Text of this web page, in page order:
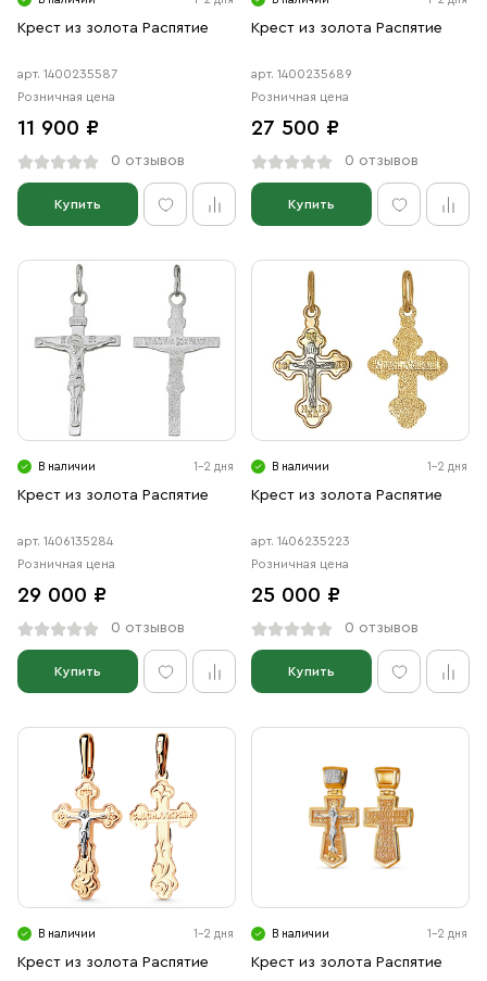
Крест из золота Распятие
арт. 1400235587
Розничная цена
11 900 ₽
0 отзывов
Купить
Крест из золота Распятие
арт. 1400235689
Розничная цена
27 500 ₽
0 отзывов
Купить
В наличии 1-2 дня
Крест из золота Распятие
арт. 1406135284
Розничная цена
29 000 ₽
0 отзывов
Купить
В наличии 1-2 дня
Крест из золота Распятие
арт. 1406235223
Розничная цена
25 000 ₽
0 отзывов
Купить
В наличии 1-2 дня
Крест из золота Распятие
В наличии 1-2 дня
Крест из золота Распятие